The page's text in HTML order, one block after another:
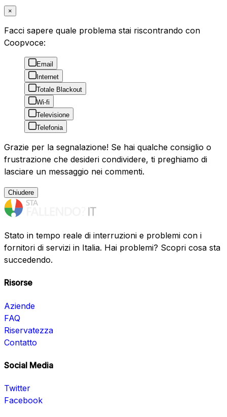
×
Facci sapere quale problema stai riscontrando con
Coopvoce:
Email
Internet
Totale Blackout
Wi-fi
Televisione
Telefonia
Grazie per la segnalazione! Se hai qualche consiglio o
frustrazione che desideri condividere, ti preghiamo di
lasciare un messaggio nei commenti.
Chiudere
Stato in tempo reale di interruzioni e problemi con i
fornitori di servizi in Italia. Hai problemi? Scopri cosa sta
succedendo.
Risorse
Aziende
FAQ
Riservatezza
Contatto
Social Media
Twitter
Facebook